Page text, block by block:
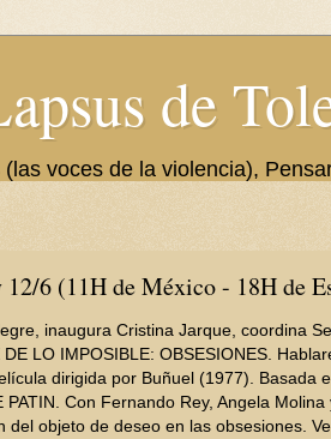
de
voces de la violencia),
6 (11H de México - 18H de
inaugura Cristina Jarque, coordina
LO IMPOSIBLE: OBSESIONES.
dirigida por Buñuel (1977). Basada
PATIN. Con Fernando Rey, Angela Molina
del objeto de deseo en las obsesiones.